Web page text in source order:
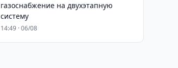
газоснабжение на двухэтапную
систему
14:49 · 06/08